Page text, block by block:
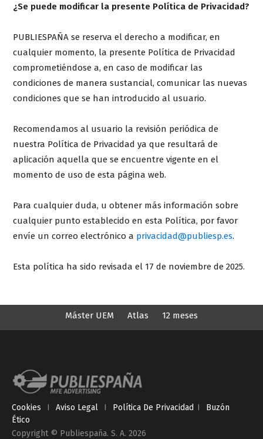
¿Se puede modificar la presente Política de Privacidad?
PUBLIESPAÑA se reserva el derecho a modificar, en
cualquier momento, la presente Política de Privacidad
comprometiéndose a, en caso de modificar las
condiciones de manera sustancial, comunicar las nuevas
condiciones que se han introducido al usuario.
Recomendamos al usuario la revisión periódica de
nuestra Política de Privacidad ya que resultará de
aplicación aquella que se encuentre vigente en el
momento de uso de esta página web.
Para cualquier duda, u obtener más información sobre
cualquier punto establecido en esta Política, por favor
envíe un correo electrónico a privacidad@publiesp.es.
Esta política ha sido revisada el 17 de noviembre de 2025.
Máster UEM Atlas 12 meses
Cookies I Aviso Legal I Política De Privacidad I
Buzón
Ético
Copyright © Publiespaña. S. A. 2026